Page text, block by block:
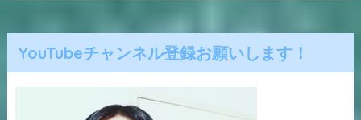
YouTubeチャンネル登録お願いします！